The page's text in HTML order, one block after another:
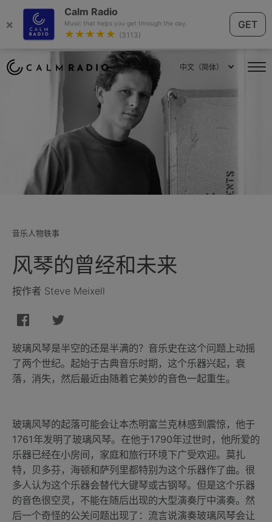
×
Calm Radio
Music that helps you get through the day.
★★★★★ (3113)
GET
中文（简体）
音乐人物轶事
风琴的曾经和未来
按作者 Steve Meixell
玻璃风琴是半空的还是半满的？音乐史在这个问题上动摇
了两个世纪。起始于古典音乐时期，这个乐器兴起，衰
落，消失，然后最近由随着它美妙的音色一起重生。
玻璃风琴的起落可能会让本杰明富兰克林感到震惊，他于
1761年发明了玻璃风琴。在他于1790年过世时，他所爱的
乐器已经在小房间，家庭和旅行环境下广受欢迎。莫扎
特，贝多芬，海顿和萨列里都特别为这个乐器作了曲。很
多人认为这个乐器会替代大键琴或古钢琴。但是这个乐器
的音色很空灵，不能在随后出现的大型演奏厅中演奏。然
后一个奇怪的公关问题出现了：流言说演奏玻璃风琴会让